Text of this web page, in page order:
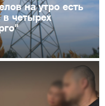
на утро есть
в четырех